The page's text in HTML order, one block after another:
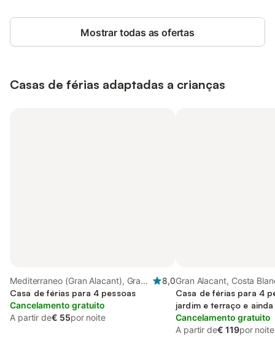
Mostrar todas as ofertas
Casas de férias adaptadas a crianças
Mediterraneo (Gran Alacant), Gran
Alacant
8,0
Casa de férias para 4 pessoas
Cancelamento gratuito
A partir de€ 55por noite
Gran Alacant, Costa
Casa de férias para 4
jardim e terraço e
Cancelamento gratuito
A partir de€ 119por noite